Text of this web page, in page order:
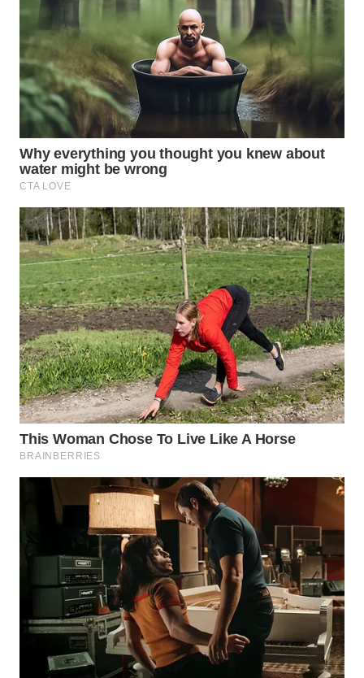
SOLO
WN
BOROBUDUR
WN
MADURA
WN
WN
NATUNA
WN
BINTAN
WN
MANDALIKA
WN
LIKUPANG
LABUANBAJO
BORNEO
Media
Group
WAHANA